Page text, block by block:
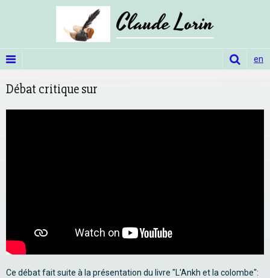
Claude Lorin
en
Débat critique sur
Ce débat fait suite à la présentation du livre "L'Ankh et la colombe":